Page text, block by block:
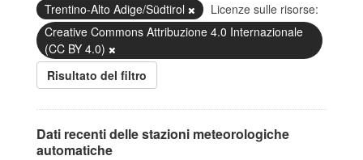
Trentino-Alto Adige/Südtirol
Licenze sulle risorse:
Creative Commons Attribuzione 4.0 Internazionale
(CC BY 4.0)
Risultato del filtro
Dati recenti delle stazioni meteorologiche
automatiche